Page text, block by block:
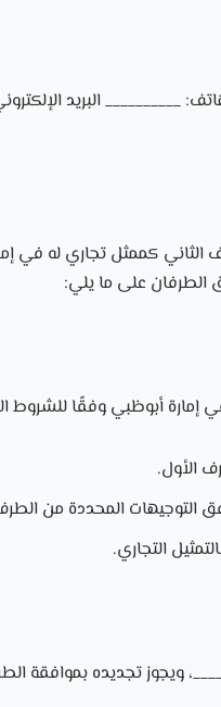
__________ البريد
كممثل تجاري له في
الطرفان على ما يلي:
إمارة أبوظبي وفقًا للشروط
الأول.
التوجيهات المحددة من
التجاري.
ويجوز تجديده بموافقة